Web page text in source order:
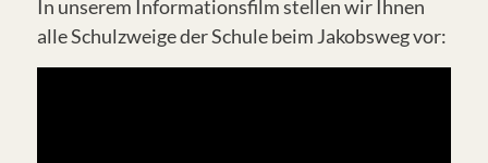
In unserem Informationsfilm stellen wir Ihnen
alle Schulzweige der Schule beim Jakobsweg vor: